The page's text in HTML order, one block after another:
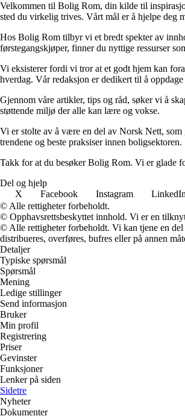
Velkommen til Bolig Rom, din kilde til
sted du virkelig trives. Vårt mål er å hjelpe deg
Hos Bolig Rom tilbyr vi et bredt spekter av
førstegangskjøper, finner du nyttige ressurser
Vi eksisterer fordi vi tror at et godt hjem kan
hverdag. Vår redaksjon er dedikert til å
Gjennom våre artikler, tips og råd, søker vi å
støttende miljø der alle kan lære og vokse.
Vi er stolte av å være en del av Norsk Nett,
trendene og beste praksiser innen boligsektoren.
Takk for at du besøker Bolig Rom. Vi er glade
Del og hjelp
X
Facebook Instagram LinkedIn
© Alle rettigheter forbeholdt.
© Opphavsrettsbeskyttet innhold. Vi er en
© Alle rettigheter forbeholdt. Vi kan tjene en del
distribueres, overføres, bufres eller på annen
Detaljer
Typiske spørsmål
Spørsmål
Mening
Ledige stillinger
Send informasjon
Bruker
Min profil
Registrering
Priser
Gevinster
Funksjoner
Lenker på siden
Sidetre
Nyheter
Dokumenter